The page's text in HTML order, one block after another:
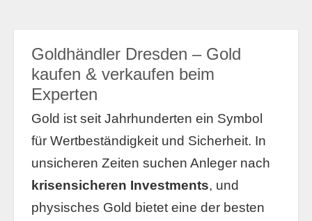
Goldhändler Dresden – Gold
kaufen & verkaufen beim
Experten
Gold ist seit Jahrhunderten ein Symbol
für Wertbeständigkeit und Sicherheit. In
unsicheren Zeiten suchen Anleger nach
krisensicheren Investments, und
physisches Gold bietet eine der besten